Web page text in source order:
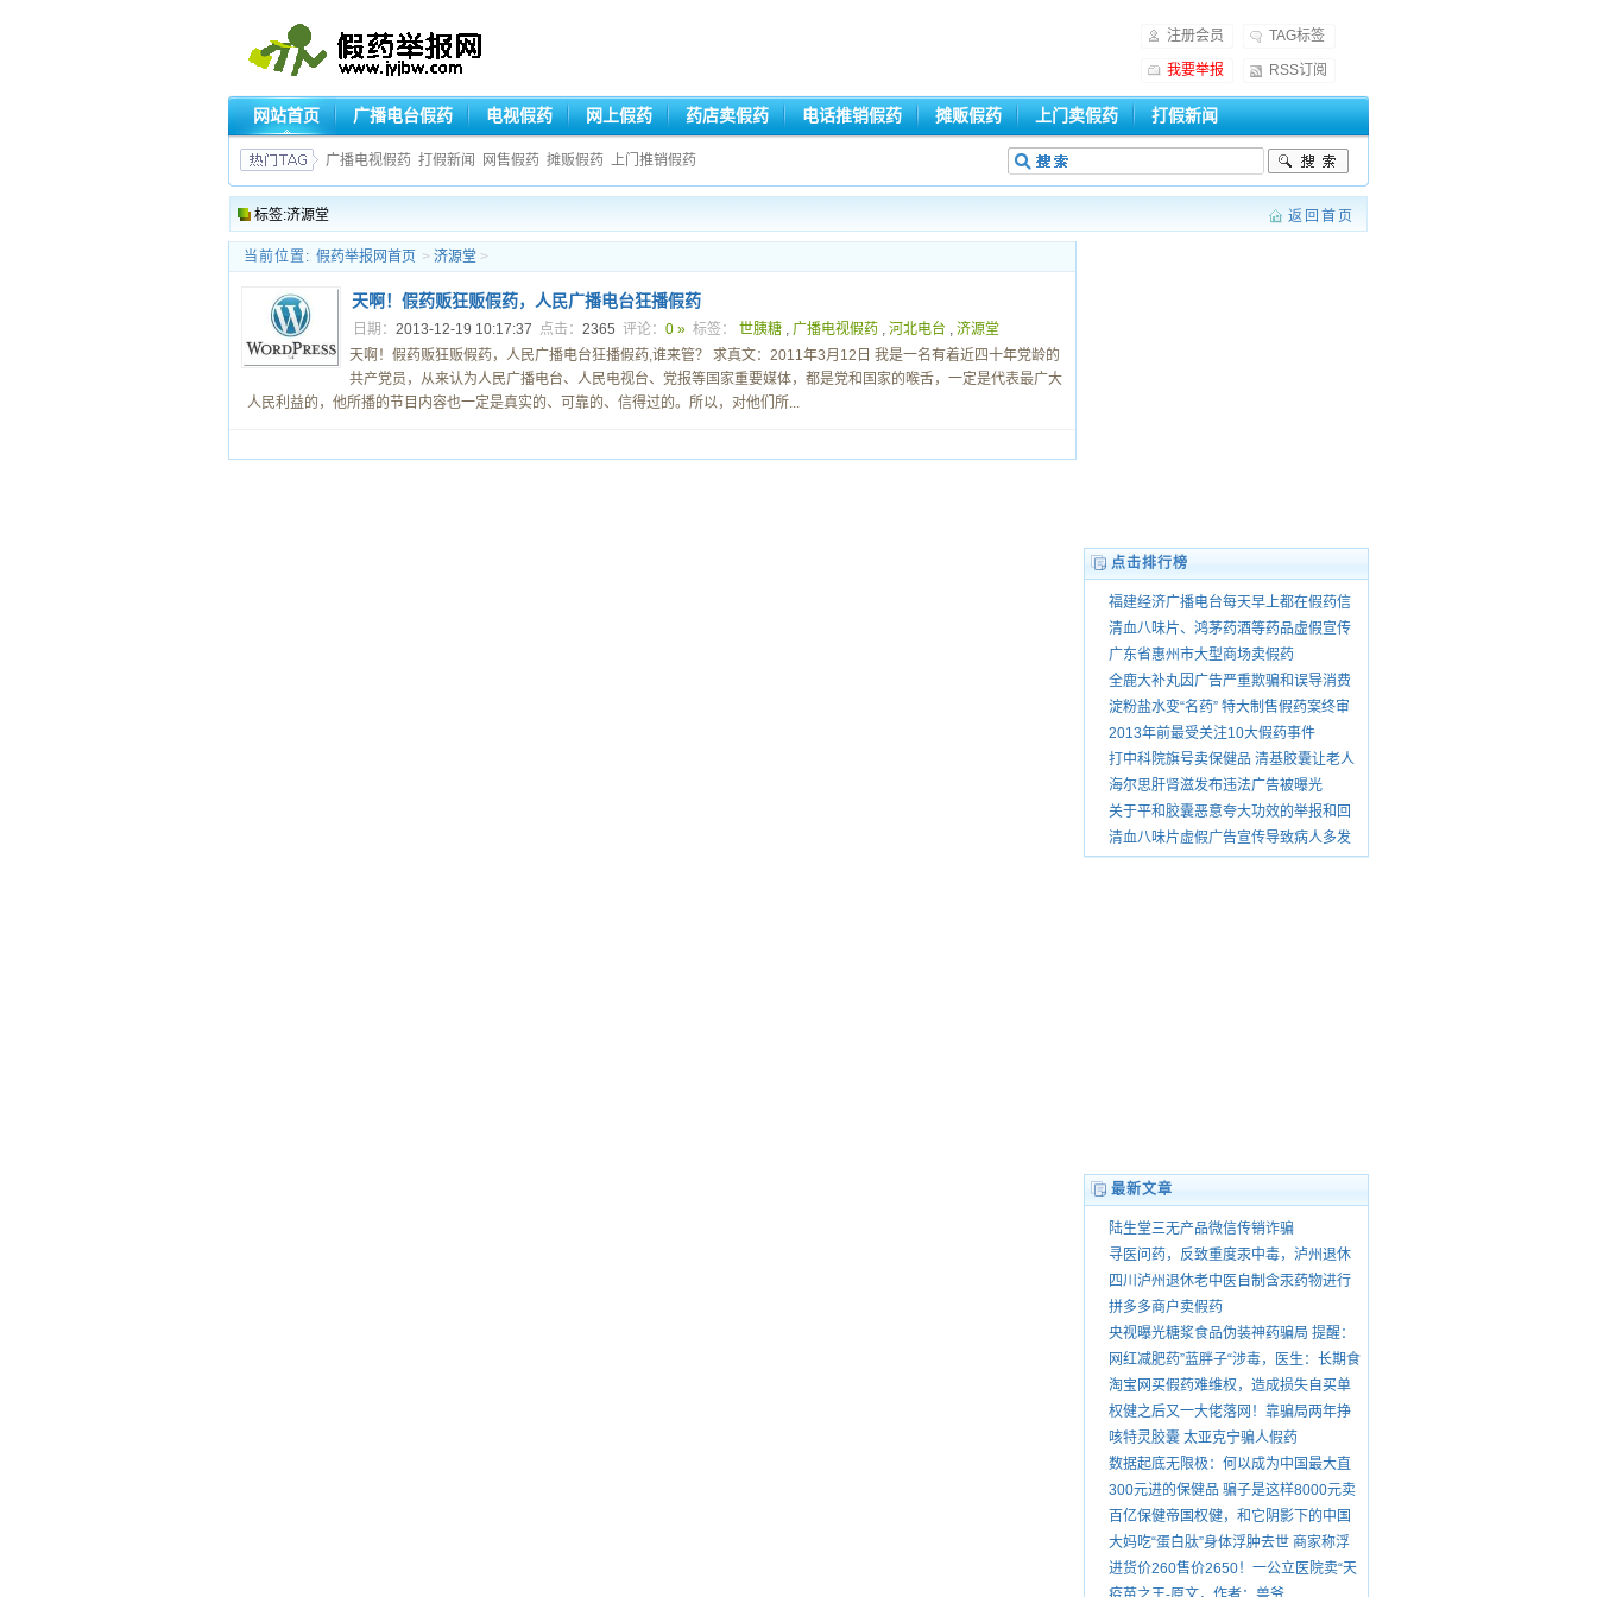
注册会员 TAG标签
我要举报 RSS订阅
网站首页 广播电台假药 电视假药 网上假药 药店卖假药 电话推销假药 摊贩假药 上门卖假药 打假新闻
广播电视假药 打假新闻 网售假药 摊贩假药 上门推销假药
标签:济源堂 返回首页
当前位置: 假药举报网首页 > 济源堂 >
天啊！假药贩狂贩假药，人民广播电台狂播假药
日期： 2013-12-19 10:17:37 点击： 2365 评论： 0 » 标签： 世胰糖 , 广播电视假药 , 河北电台 , 济源堂
天啊！假药贩狂贩假药，人民广播电台狂播假药,谁来管？ 求真文：2011年3月12日 我是一名有着近四十年党龄的
共产党员，从来认为人民广播电台、人民电视台、党报等国家重要媒体，都是党和国家的喉舌，一定是代表最广大
人民利益的，他所播的节目内容也一定是真实的、可靠的、信得过的。所以，对他们所...
点击排行榜
福建经济广播电台每天早上都在假药信
息怎没人查处
清血八味片、鸿茅药酒等药品虚假宣传
被暂停销
广东省惠州市大型商场卖假药
全鹿大补丸因广告严重欺骗和误导消费
者被查处
淀粉盐水变“名药” 特大制售假药案终审
宣判
2013年前最受关注10大假药事件
打中科院旗号卖保健品 清基胶囊让老人
花了上万
海尔思肝肾滋发布违法广告被曝光
关于平和胶囊恶意夸大功效的举报和回
复
清血八味片虚假广告宣传导致病人多发
最新文章
陆生堂三无产品微信传销诈骗
寻医问药，反致重度汞中毒，泸州退休
老中医王大乾害我家破人散，自制药品
销售由谁管？
四川泸州退休老中医自制含汞药物进行
销售
拼多多商户卖假药
央视曝光糖浆食品伪装神药骗局 提醒：
“就医请前往正规医院”
网红减肥药”蓝胖子“涉毒，医生：长期食
用有依赖性。
淘宝网买假药难维权，造成损失自买单
权健之后又一大佬落网！靠骗局两年挣
75亿 号称酸碱平衡治百病
咳特灵胶囊 太亚克宁骗人假药
数据起底无限极：何以成为中国最大直
销公司
300元进的保健品 骗子是这样8000元卖
给你爸妈的
百亿保健帝国权健，和它阴影下的中国
家庭
大妈吃“蛋白肽”身体浮肿去世 商家称浮
肿正常
进货价260售价2650！一公立医院卖“天